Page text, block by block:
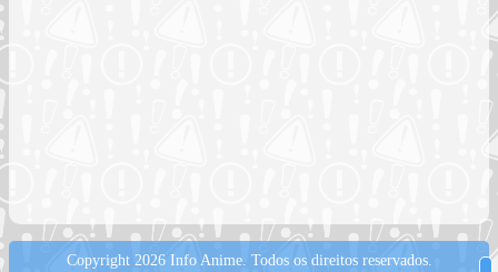
Copyright 2026 Info Anime. Todos os direitos reservados.